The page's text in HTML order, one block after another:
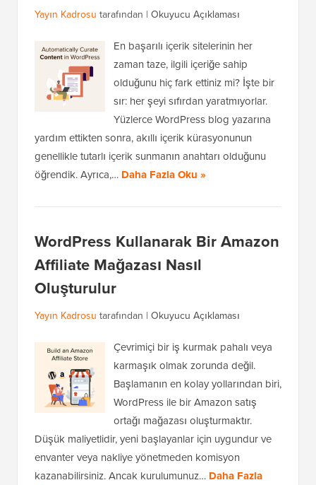
Yayın Kadrosu tarafından | Okuyucu Açıklaması
En başarılı içerik sitelerinin her
zaman taze, ilgili içeriğe sahip
olduğunu hiç fark ettiniz mi? İşte bir
sır: her şeyi sıfırdan yaratmıyorlar.
Yüzlerce WordPress blog yazarına
yardım ettikten sonra, akıllı içerik kürasyonunun
genellikle tutarlı içerik sunmanın anahtarı olduğunu
öğrendik. Ayrıca,… Daha Fazla Oku »
WordPress Kullanarak Bir Amazon
Affiliate Mağazası Nasıl
Oluşturulur
Yayın Kadrosu tarafından | Okuyucu Açıklaması
Çevrimiçi bir iş kurmak pahalı veya
karmaşık olmak zorunda değil.
Başlamanın en kolay yollarından biri,
WordPress ile bir Amazon satış
ortağı mağazası oluşturmaktır.
Düşük maliyetlidir, yeni başlayanlar için uygundur ve
envanter veya nakliye yönetmeden komisyon
kazanabilirsiniz. Ancak kurulumunuz… Daha Fazla